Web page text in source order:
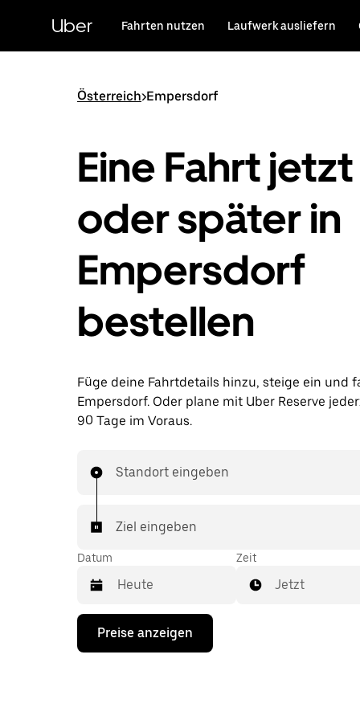
HauptinhaltUber Fahrten nutzen Laufwerk ausliefern
Österreich>Empersdorf
Eine Fahrt jetzt
oder später in
Empersdorf
bestellen
Füge deine Fahrtdetails hinzu, steige ein und
Empersdorf. Oder plane mit Uber Reserve
90 Tage im Voraus.
Standort eingeben
Ziel eingeben
Datum
Drücke
Nach-
Zeit
Jetzt
Preise anzeigen